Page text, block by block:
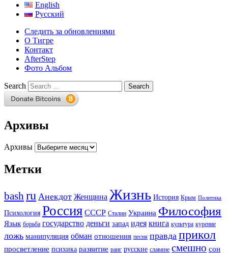
English
Русский
Следить за обновлениями
О Тигре
Контакт
AfterStep
Фото Альбом
Search
Архивы
Архивы
Метки
bashru Анекдот Женщина Жизнь История Крым Политика
Психология Россия СССР Сталин Украина Философия
Язык борьба государство деньги запад идея книга культура курение
ложь манипуляция обман отношения песня правда прикол
просветление психика развитие ранг русские славяне смешно сон